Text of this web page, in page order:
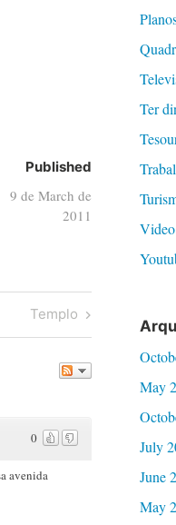
Published
9 de March de
2011
Next
Post
Templo
0
avenida
Ter
May
July
June
May